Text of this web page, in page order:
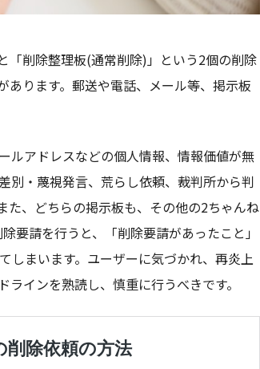
「削除整理板(通常削除)」という2個の削除
ります。郵送や電話、メール等、掲⽰板
ルアドレスなどの個人情報、情報価値が無
別・蔑視発言、荒らし依頼、裁判所から判
た、どちらの掲⽰板も、その他の2ちゃんね
要請を行うと、「削除要請があったこと」
しまいます。ユーザーに気づかれ、再炎上
インを熟読し、慎重に行うべきです。